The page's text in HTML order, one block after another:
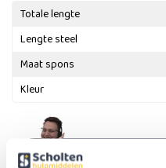
Totale lengte
Lengte steel
Maat spons
Kleur